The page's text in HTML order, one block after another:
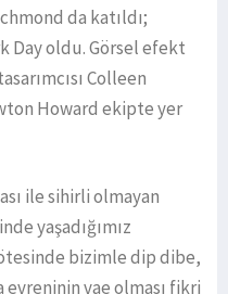
da katıldı;
Day oldu. Görsel efekt
Colleen
Howard ekipte yer
ile sihirli olmayan
yaşadığımız
ötesinde bizimle dip dibe,
evreninin vae olması fikri